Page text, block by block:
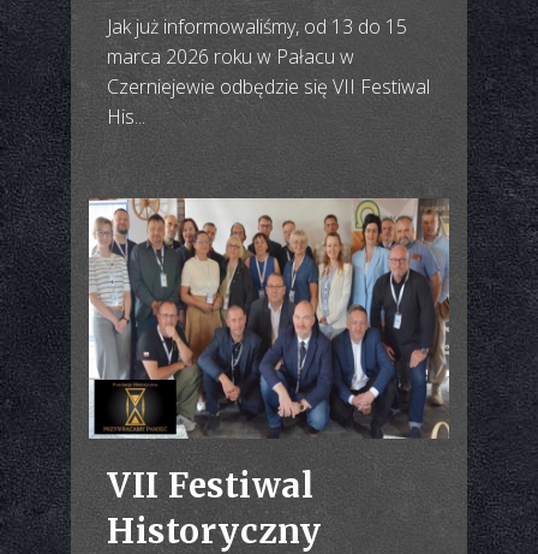
Jak już informowaliśmy, od 13 do 15
marca 2026 roku w Pałacu w
Czerniejewie odbędzie się VII Festiwal
His...
VII Festiwal
Historyczny